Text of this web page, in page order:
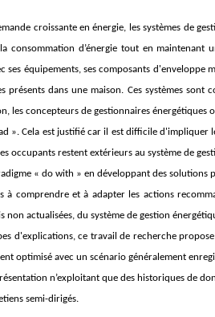
croissante en énergie, les systèmes de
d’énergie tout en
équipements, ses composants d'enveloppe
présents dans une maison. Ces systèmes
concepteurs de gestionnaires
». Cela est justifié car il est difficile d'impliquer
occupants restent extérieurs au système de
« do with » en développant des solutions
à comprendre et à adapter les actions
actualisées, du système de gestion
d'explications, ce travail de recherche
optimisé avec un scénario généralement
n’exploitant que des historiques de
semi-dirigés.